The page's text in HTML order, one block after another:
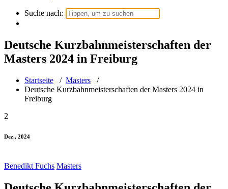
Suche nach:
Deutsche Kurzbahnmeisterschaften der
Masters 2024 in Freiburg
Startseite / Masters /
Deutsche Kurzbahnmeisterschaften der Masters 2024 in
Freiburg
2
Dez., 2024
Benedikt Fuchs Masters